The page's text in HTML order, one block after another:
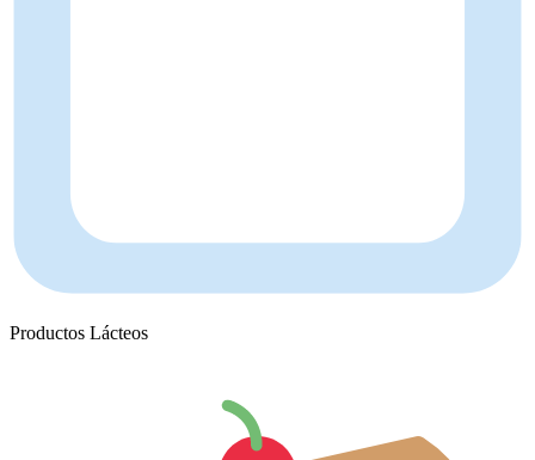
Productos Lácteos